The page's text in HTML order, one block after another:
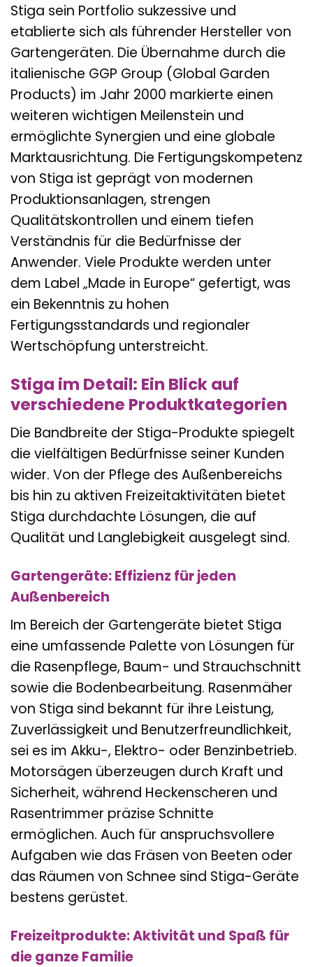
Stiga sein Portfolio sukzessive und
etablierte sich als führender Hersteller von
Gartengeräten. Die Übernahme durch die
italienische GGP Group (Global Garden
Products) im Jahr 2000 markierte einen
weiteren wichtigen Meilenstein und
ermöglichte Synergien und eine globale
Marktausrichtung. Die Fertigungskompetenz
von Stiga ist geprägt von modernen
Produktionsanlagen, strengen
Qualitätskontrollen und einem tiefen
Verständnis für die Bedürfnisse der
Anwender. Viele Produkte werden unter
dem Label „Made in Europe“ gefertigt, was
ein Bekenntnis zu hohen
Fertigungsstandards und regionaler
Wertschöpfung unterstreicht.
Stiga im Detail: Ein Blick auf
verschiedene Produktkategorien
Die Bandbreite der Stiga-Produkte spiegelt
die vielfältigen Bedürfnisse seiner Kunden
wider. Von der Pflege des Außenbereichs
bis hin zu aktiven Freizeitaktivitäten bietet
Stiga durchdachte Lösungen, die auf
Qualität und Langlebigkeit ausgelegt sind.
Gartengeräte: Effizienz für jeden
Außenbereich
Im Bereich der Gartengeräte bietet Stiga
eine umfassende Palette von Lösungen für
die Rasenpflege, Baum- und Strauchschnitt
sowie die Bodenbearbeitung. Rasenmäher
von Stiga sind bekannt für ihre Leistung,
Zuverlässigkeit und Benutzerfreundlichkeit,
sei es im Akku-, Elektro- oder Benzinbetrieb.
Motorsägen überzeugen durch Kraft und
Sicherheit, während Heckenscheren und
Rasentrimmer präzise Schnitte
ermöglichen. Auch für anspruchsvollere
Aufgaben wie das Fräsen von Beeten oder
das Räumen von Schnee sind Stiga-Geräte
bestens gerüstet.
Freizeitprodukte: Aktivität und Spaß für
die ganze Familie